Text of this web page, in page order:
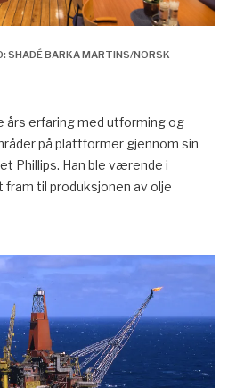
SHADÉ BARKA MARTINS/NORSK
års erfaring med utforming og
på plattformer gjennom sin
Phillips. Han ble værende i
til produksjonen av olje